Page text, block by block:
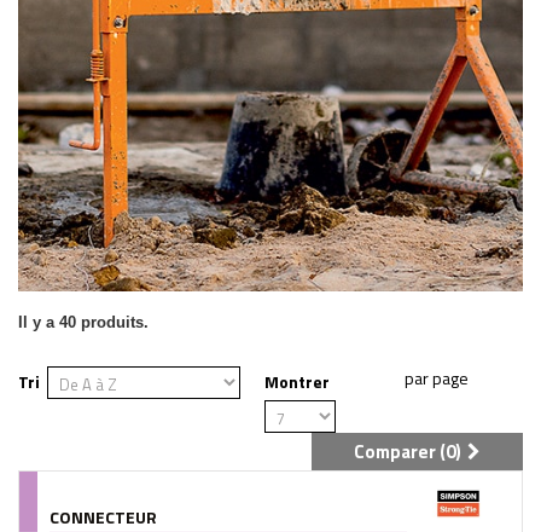
Il y a 40 produits.
Tri Montrer
Comparer (0)
CONNECTEUR